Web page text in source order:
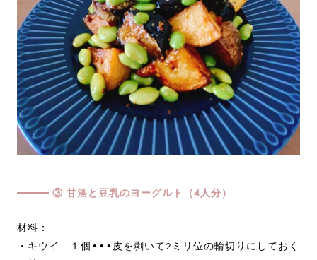
③ 甘酒と豆乳のヨーグルト（4人分）
材料：
・キウイ １個•••皮を剥いて2ミリ位の輪切りにしておく